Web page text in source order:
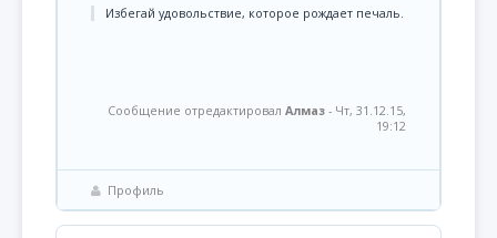
Избегай удовольствие, которое рождает печаль.
Сообщение отредактировал Алмаз - Чт, 31.12.15,
19:12
Профиль